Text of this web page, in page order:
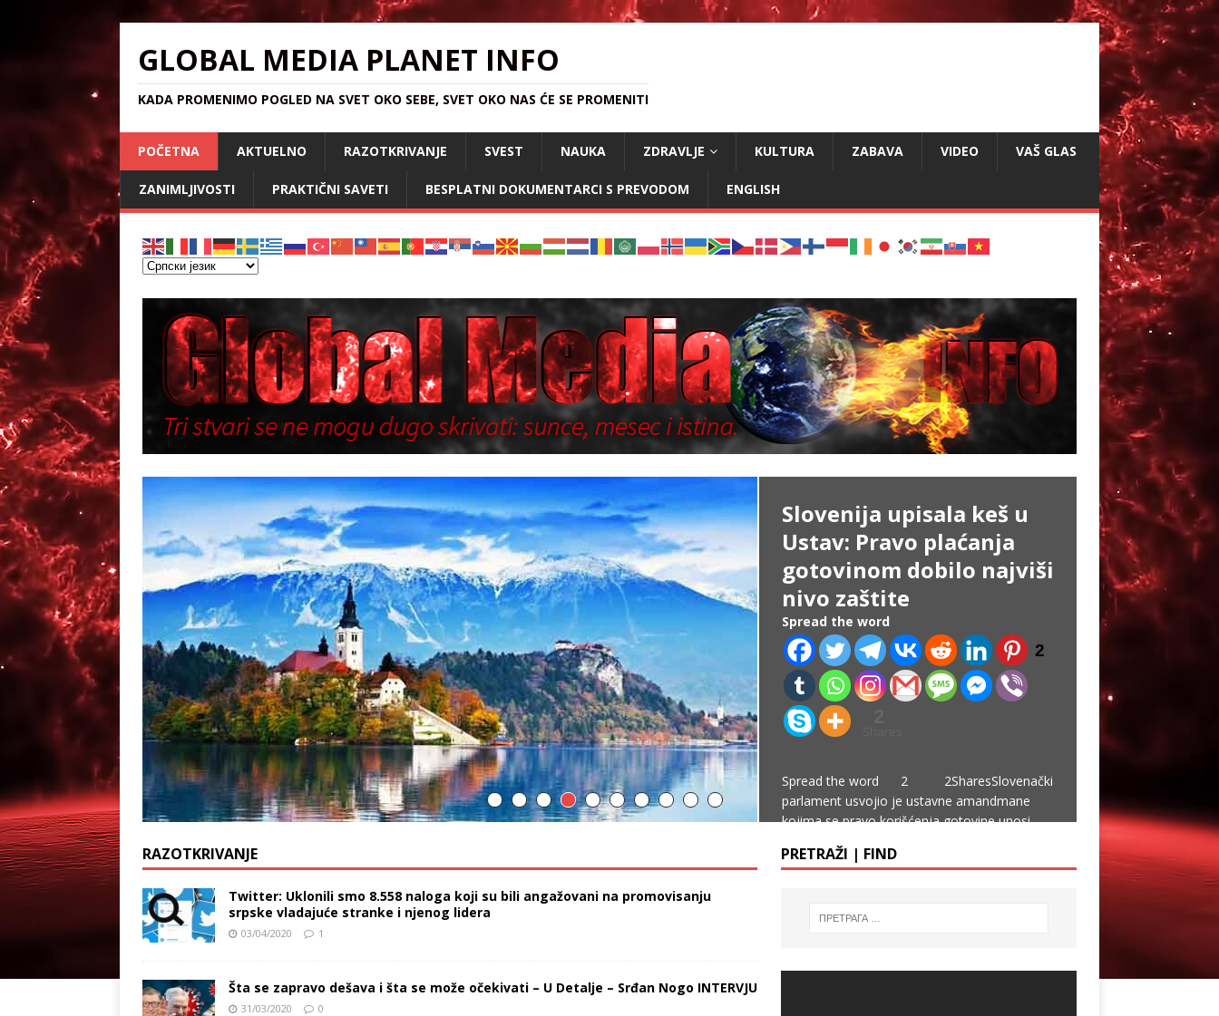
GLOBAL MEDIA PLANET INFO
KADA PROMENIMO POGLED NA SVET OKO SEBE, SVET OKO NAS ĆE SE PROMENITI
POČETNA AKTUELNO RAZOTKRIVANJE SVEST NAUKA ZDRAVLJE KULTURA ZABAVA VIDEO VAŠ GLAS
ZANIMLJIVOSTI PRAKTIČNI SAVETI BESPLATNI DOKUMENTARCI S PREVODOM ENGLISH
Slovenija upisala keš u
Ustav: Pravo plaćanja
gotovinom dobilo najviši
nivo zaštite
Spread the word
2
Spread the word 2 2SharesSlovenački
parlament usvojio je ustavne amandmane
kojima se pravo korišćenja gotovine unosi
država koja Ustavom štiti keš
RAZOTKRIVANJE
Twitter: Uklonili smo 8.558 naloga koji su bili angažovani na promovisanju
srpske vladajuće stranke i njenog lidera
03/04/2020 1
Šta se zapravo dešava i šta se može očekivati – U Detalje – Srđan Nogo INTERVJU
31/03/2020 0
PRETRAŽI | FIND